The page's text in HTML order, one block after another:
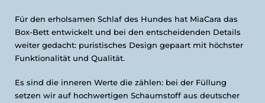
Für den erholsamen Schlaf des Hundes hat MiaCara das
Box-Bett entwickelt und bei den entscheidenden Details
weiter gedacht: puristisches Design gepaart mit höchster
Funktionalität und Qualität.
Es sind die inneren Werte die zählen: bei der Füllung
setzen wir auf hochwertigen Schaumstoff aus deutscher